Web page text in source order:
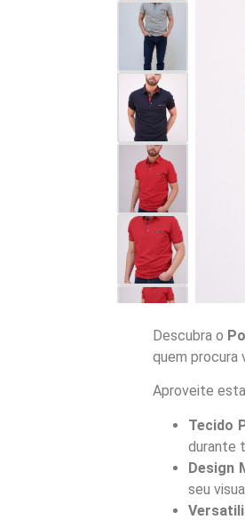
Descubra o
quem procura
Aproveite esta
Tecido
durante
Design
seu